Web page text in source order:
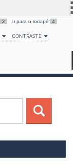
Simplifique!
Comunica BR
Canais
3 Ir para o rodapé 4
CONTRASTE